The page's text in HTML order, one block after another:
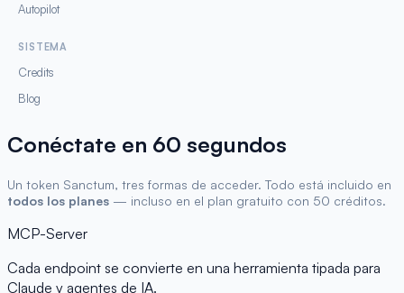
Autopilot
SISTEMA
Credits
Blog
Conéctate en 60 segundos
Un token Sanctum, tres formas de acceder. Todo está incluido en
todos los planes — incluso en el plan gratuito con 50 créditos.
MCP-Server
Cada endpoint se convierte en una herramienta tipada para
Claude y agentes de IA.